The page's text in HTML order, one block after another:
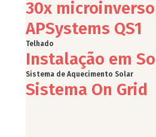
30x
APSystems QS1
Telhado
Instalação em
Sistema de Aquecimento Solar
Sistema On Grid